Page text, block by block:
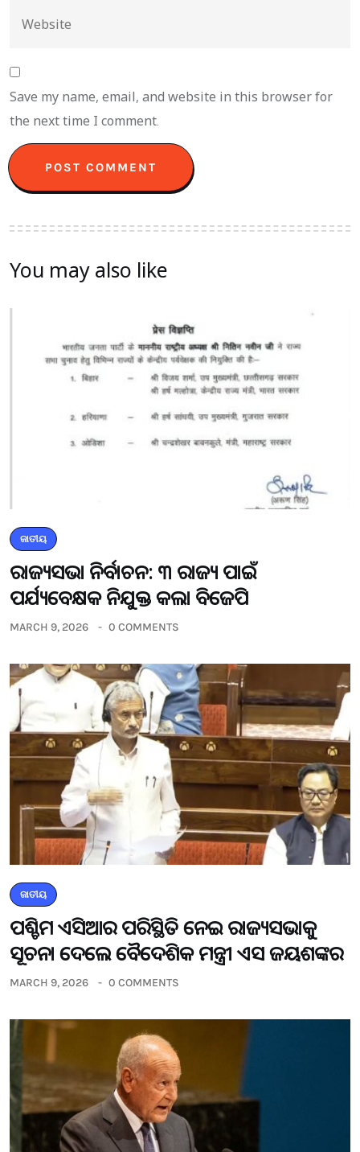
Save my name, email, and website in this browser for
the next time I comment.
You may also like
ଜାତୀୟ
ରାଜ୍ୟସଭା ନିର୍ବାଚନ: ୩ ରାଜ୍ୟ ପାଇଁ
ପର୍ଯ୍ୟବେକ୍ଷକ ନିଯୁକ୍ତ କଲା ବିଜେପି
MARCH 9, 2026 0 COMMENTS
ଜାତୀୟ
ପଶ୍ଚିମ ଏସିଆର ପରିସ୍ଥିତି ନେଇ ରାଜ୍ୟସଭାକୁ
ସୂଚନା ଦେଲେ ବୈଦେଶିକ ମନ୍ତ୍ରୀ ଏସ ଜୟଶଙ୍କର
MARCH 9, 2026 0 COMMENTS